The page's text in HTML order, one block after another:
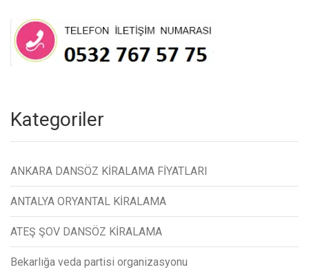
Kategoriler
ANKARA DANSÖZ KİRALAMA FİYATLARI
ANTALYA ORYANTAL KİRALAMA
ATEŞ ŞOV DANSÖZ KİRALAMA
Bekarlığa veda partisi organizasyonu